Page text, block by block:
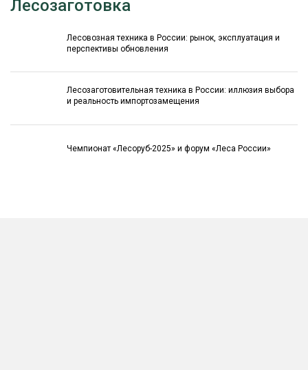
Лесозаготовка
Лесовозная техника в России: рынок, эксплуатация и
перспективы обновления
Лесозаготовительная техника в России: иллюзия выбора
и реальность импортозамещения
Чемпионат «Лесоруб-2025» и форум «Леса России»